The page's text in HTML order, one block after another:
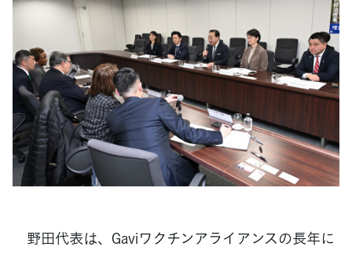
野田代表は、Gaviワクチンアライアンスの長年に